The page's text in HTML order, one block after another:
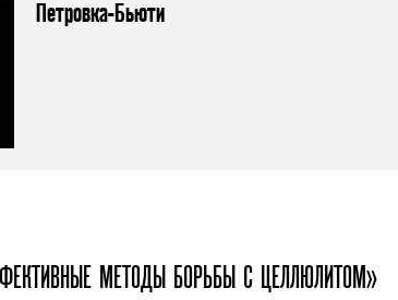
Петровка-Бьюти
МЕТОДЫ БОРЬБЫ С ЦЕЛЛЮЛИТОМ»